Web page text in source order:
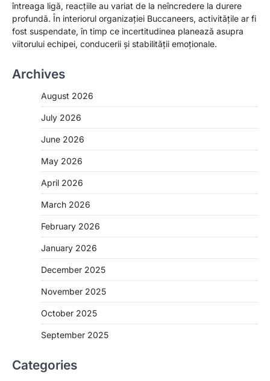
întreaga ligă, reacțiile au variat de la neîncredere la durere
profundă. În interiorul organizației Buccaneers, activitățile ar fi
fost suspendate, în timp ce incertitudinea planează asupra
viitorului echipei, conducerii și stabilității emoționale.
Archives
August 2026
July 2026
June 2026
May 2026
April 2026
March 2026
February 2026
January 2026
December 2025
November 2025
October 2025
September 2025
Categories